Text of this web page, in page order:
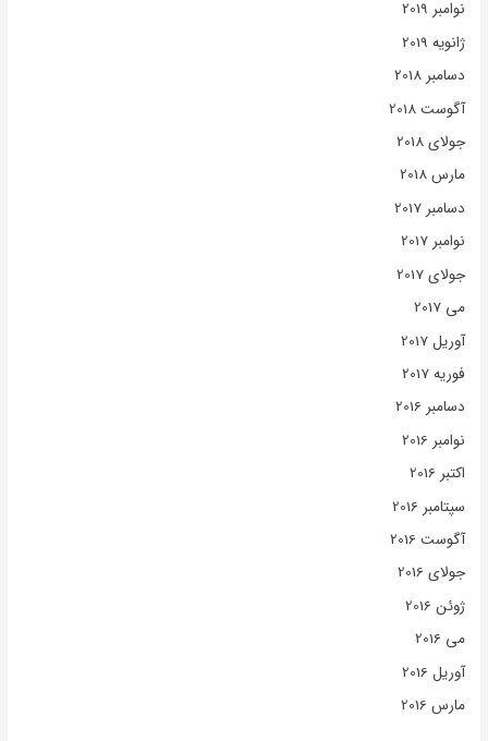
نوامبر 2019
ژانویه 2019
دسامبر 2018
آگوست 2018
جولای 2018
مارس 2018
دسامبر 2017
نوامبر 2017
جولای 2017
می 2017
آوریل 2017
فوریه 2017
دسامبر 2016
نوامبر 2016
اکتبر 2016
سپتامبر 2016
آگوست 2016
جولای 2016
ژوئن 2016
می 2016
آوریل 2016
مارس 2016